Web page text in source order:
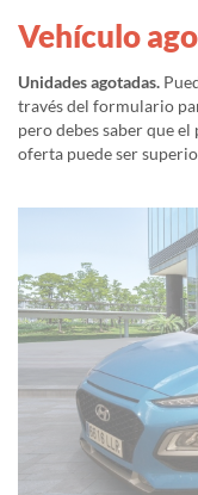
Vehículo
Unidades agotadas.
través del formulario
pero debes saber que
oferta puede ser